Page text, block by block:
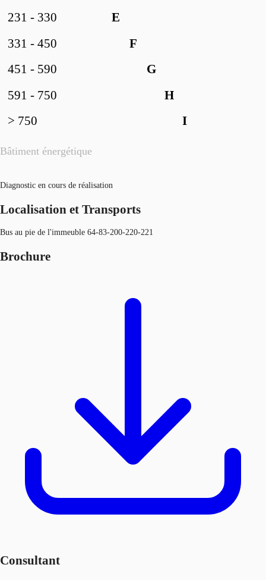
Bâtiment énergétique
E
231 - 330
F
331 - 450
G
451 - 590
H
591 - 750
I
> 750
Diagnostic en cours de réalisation
Localisation et Transports
Bus au pie de l'immeuble 64-83-200-220-221
Brochure
Consultant